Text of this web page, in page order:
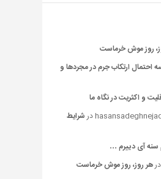
روز موش خرماست
احتمال ارتکاب جرم در مجردها و
و اکثریت در نگاه ما
درشرایط
سنه آی دییرم …
درهر روز، روز موش خرماست